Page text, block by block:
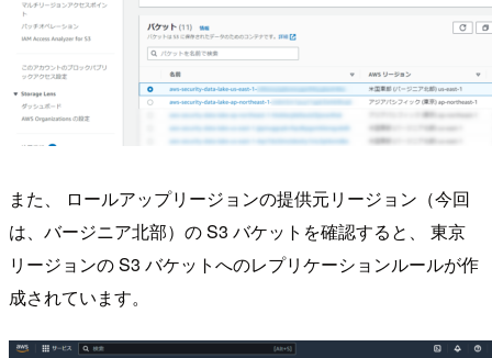
また、 ロールアップリージョンの提供元リージョン（今回
は、バージニア北部）の S3 バケットを確認すると、 東京
リージョンの S3 バケットへのレプリケーションルールが作
成されています。